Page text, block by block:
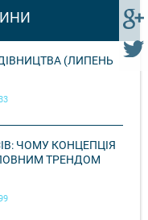
(ЛИПЕНЬ
ЧОМУ КОНЦЕПЦІЯ
ТРЕНДОМ